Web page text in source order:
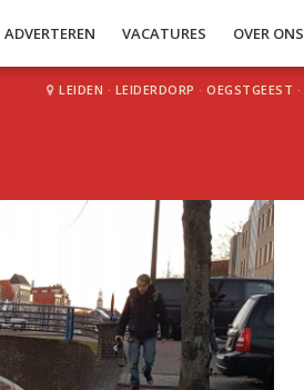
ADVERTEREN VACATURES OVER ONS
LEIDEN · LEIDERDORP · OEGSTGEEST ·